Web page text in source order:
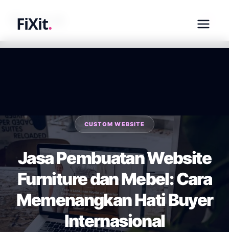
FiXit.
fixit.co.id
CUSTOM WEBSITE
Jasa Pembuatan Website
Furniture dan Mebel: Cara
Memenangkan Hati Buyer
Internasional